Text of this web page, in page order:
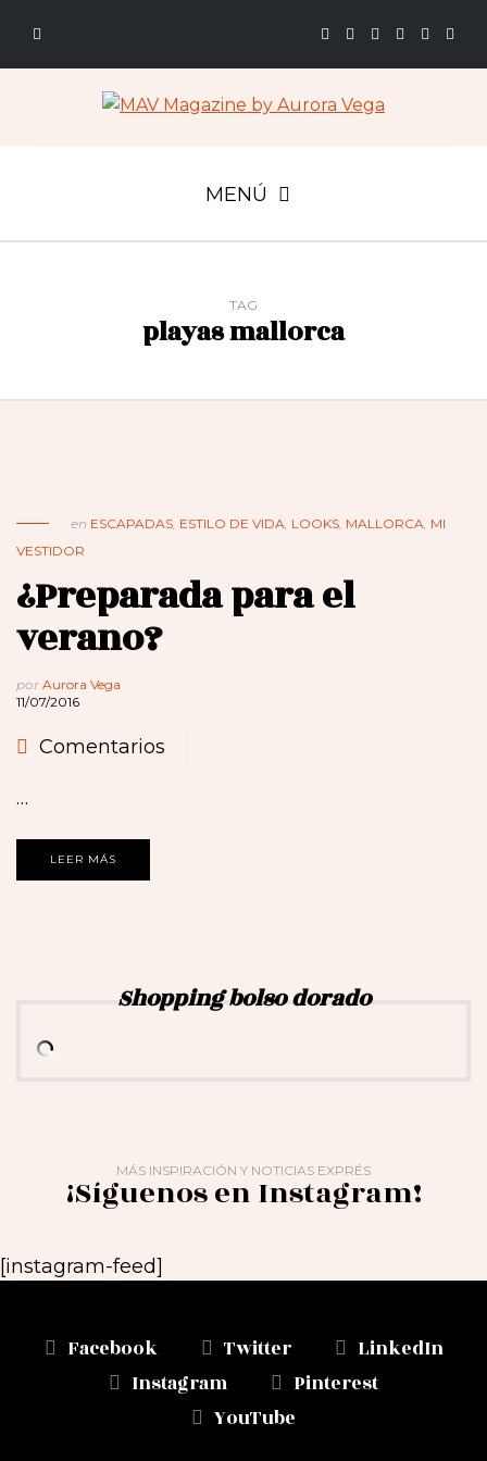
MENÚ
TAG
playas mallorca
en ESCAPADAS, ESTILO DE VIDA, LOOKS, MALLORCA, MI
VESTIDOR
¿Preparada para el
verano?
por Aurora Vega
11/07/2016
Comentarios
…
LEER MÁS
Shopping bolso dorado
MÁS INSPIRACIÓN Y NOTICIAS EXPRÉS
¡Síguenos en Instagram!
[instagram-feed]
Facebook Twitter
LinkedIn
Instagram
Pinterest
YouTube